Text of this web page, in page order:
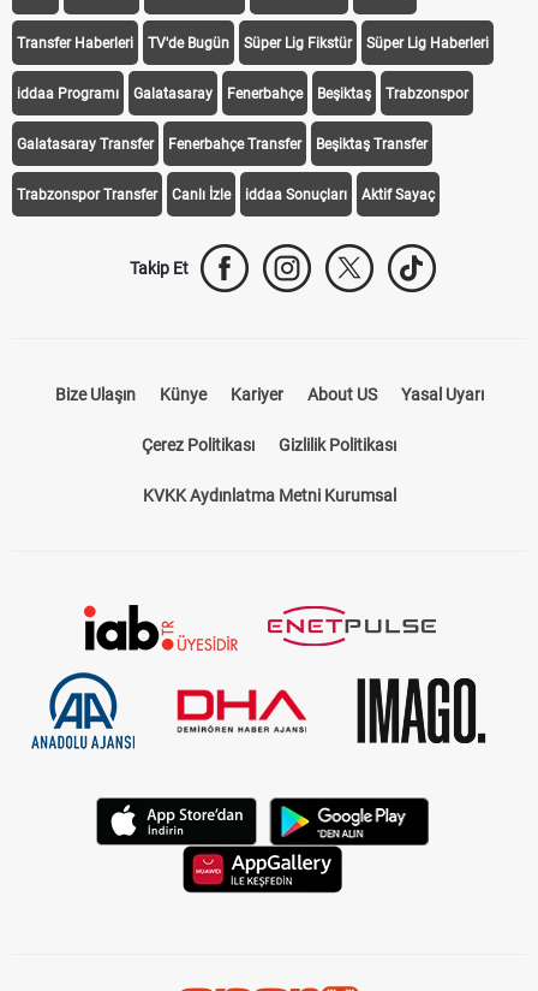
iddaa Canlı Skor Puan Durumu Canlı Anlatım At Yarışı
Transfer Haberleri TV'de Bugün Süper Lig Fikstür Süper Lig Haberleri
iddaa Programı Galatasaray Fenerbahçe Beşiktaş Trabzonspor
Galatasaray Transfer Fenerbahçe Transfer Beşiktaş Transfer
Trabzonspor Transfer Canlı İzle iddaa Sonuçları Aktif Sayaç